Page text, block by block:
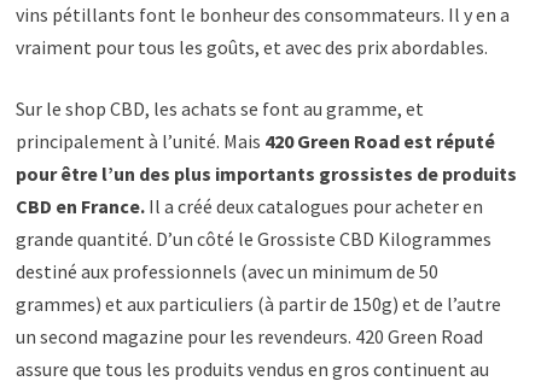
vins pétillants font le bonheur des consommateurs. Il y en a
vraiment pour tous les goûts, et avec des prix abordables.
Sur le shop CBD, les achats se font au gramme, et
principalement à l’unité. Mais 420 Green Road est réputé
pour être l’un des plus importants grossistes de produits
CBD en France. Il a créé deux catalogues pour acheter en
grande quantité. D’un côté le Grossiste CBD Kilogrammes
destiné aux professionnels (avec un minimum de 50
grammes) et aux particuliers (à partir de 150g) et de l’autre
un second magazine pour les revendeurs. 420 Green Road
assure que tous les produits vendus en gros continuent au